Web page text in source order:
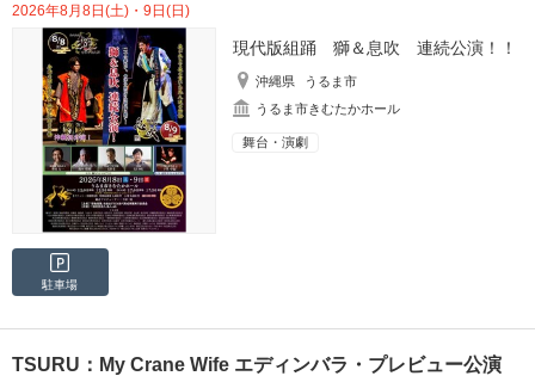
2026年8月8日(土)・9日(日)
現代版組踊 獅＆息吹 連続公演！！
沖縄県
うるま市
うるま市きむたかホール
舞台・演劇
駐車場
TSURU：My Crane Wife エディンバラ・プレビュー公演